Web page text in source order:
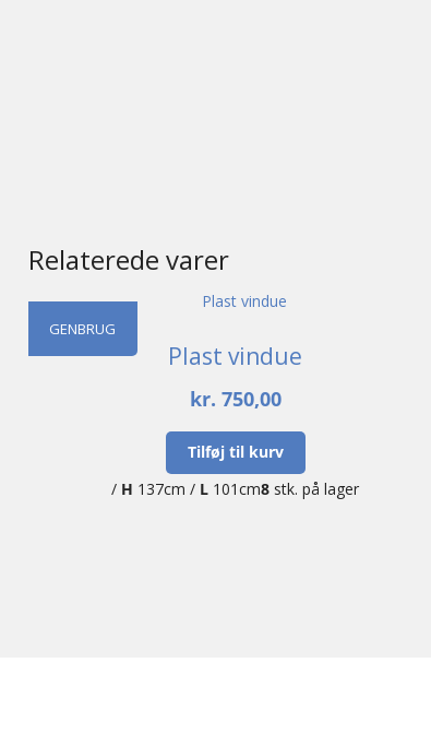
Relaterede varer
GENBRUG
Plast vindue
kr. 750,00
Tilføj til kurv
/ H 137cm / L 101cm8 stk. på lager